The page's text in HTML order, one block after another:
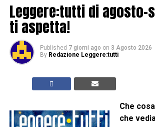
Leggere:tutti di agosto-
ti aspetta!
Published 7 giorni ago on 3 Agosto 2026
By Redazione Leggere:tutti
Che
che